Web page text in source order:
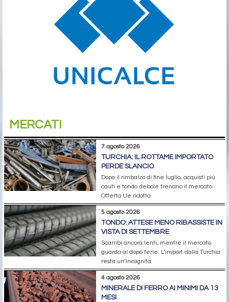
MERCATI
7 agosto 2026
TURCHIA: IL ROTTAME IMPORTATO
PERDE SLANCIO
Dopo il rimbalzo di fine luglio, acquisti più
cauti e tondo debole frenano il mercato.
Offerta Ue ridotta
5 agosto 2026
TONDO: ATTESE MENO RIBASSISTE IN
VISTA DI SETTEMBRE
Scambi ancora lenti, mentre il mercato
guarda al dopo ferie. L’import dalla Turchia
resta un’incognita
4 agosto 2026
MINERALE DI FERRO AI MINIMI DA 13
MESI